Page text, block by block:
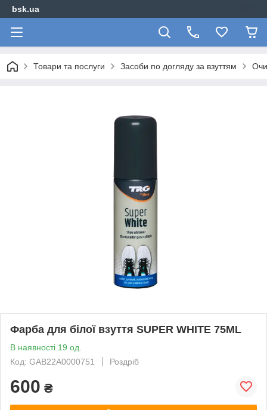
bsk.ua
Товари та послуги Засоби по догляду за взуттям
Фарба для білої взуття SUPER WHITE 75ML
В наявності 19 од.
Код: GAB22A0000751
Роздріб
600 ₴